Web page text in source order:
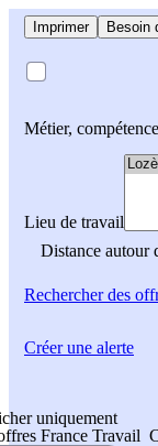
Imprimer Besoin
Métier,
Lieu de travail
Distance autour
Rechercherdes
uniquement
France Travail
Créer une alerte